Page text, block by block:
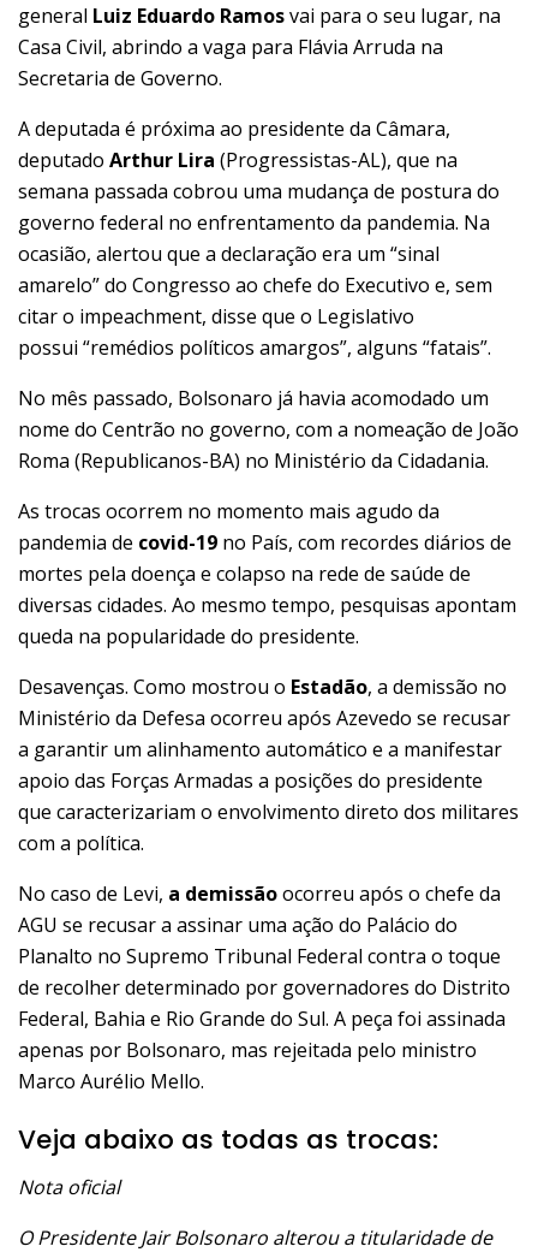
general Luiz Eduardo Ramosvai para o seu lugar, na
Casa Civil, abrindo a vaga para Flávia Arruda na
Secretaria de Governo.
A deputada é próxima ao presidente da Câmara,
deputado Arthur Lira (Progressistas-AL), que na
semana passada cobrou uma mudança de postura do
governo federal no enfrentamento da pandemia. Na
ocasião, alertou que a declaração era um “sinal
amarelo” do Congresso ao chefe do Executivo e, sem
citar o impeachment, disse que o Legislativo
possui “remédios políticos amargos”, alguns “fatais”.
No mês passado, Bolsonaro já havia acomodado um
nome do Centrão no governo, com a nomeação de João
Roma (Republicanos-BA) no Ministério da Cidadania.
As trocas ocorrem no momento mais agudo da
pandemia de covid-19 no País, com recordes diários de
mortes pela doença e colapso na rede de saúde de
diversas cidades. Ao mesmo tempo, pesquisas apontam
queda na popularidade do presidente.
Desavenças. Como mostrou o Estadão, a demissão no
Ministério da Defesa ocorreu após Azevedo se recusar
a garantir um alinhamento automático e a manifestar
apoio das Forças Armadas a posições do presidente
que caracterizariam o envolvimento direto dos militares
com a política.
No caso de Levi, a demissãoocorreu após o chefe da
AGU se recusar a assinar uma ação do Palácio do
Planalto no Supremo Tribunal Federal contra o toque
de recolher determinado por governadores do Distrito
Federal, Bahia e Rio Grande do Sul. A peça foi assinada
apenas por Bolsonaro, mas rejeitada pelo ministro
Marco Aurélio Mello.
Veja abaixo as todas as trocas:
Nota oficial
O Presidente Jair Bolsonaro alterou a titularidade de